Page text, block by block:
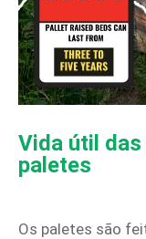
Vida útil
paletes
Os paletes são